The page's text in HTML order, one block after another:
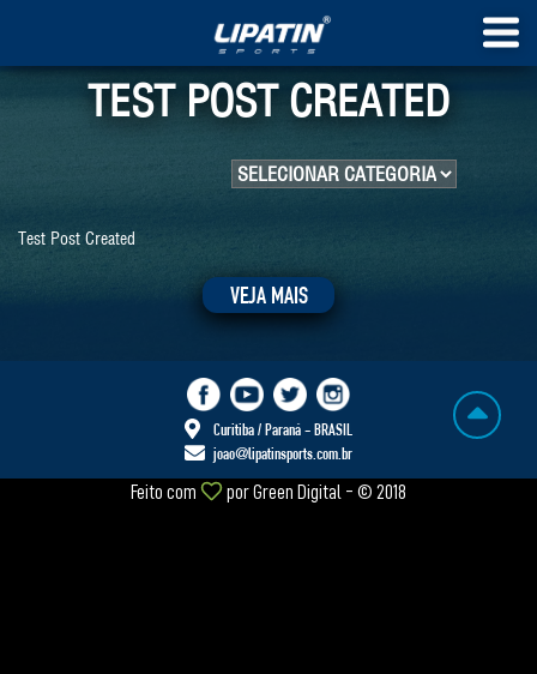
TEST POST CREATED
Test Post Created
VEJA MAIS
Curitiba / Paraná - BRASIL
joao@lipatinsports.com.br
Feito com porGreen Digital - © 2018